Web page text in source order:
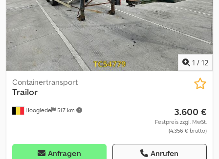
1 / 12
Hooglede 517 km
Containertransport
Trailor
3.600 €
Festpreis zzgl. MwSt.
(4.356 € brutto)
Anfragen Anrufen